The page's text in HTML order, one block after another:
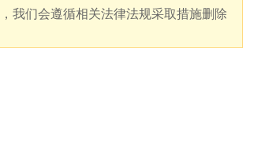
我们会遵循相关法律法规采取措施删除